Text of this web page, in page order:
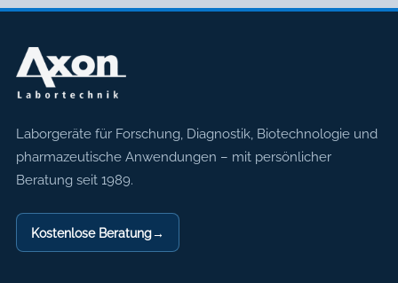
Axon Labortechnik
Laborgeräte für Forschung, Diagnostik, Biotechnologie und
pharmazeutische Anwendungen – mit persönlicher
Beratung seit 1989.
Kostenlose Beratung→